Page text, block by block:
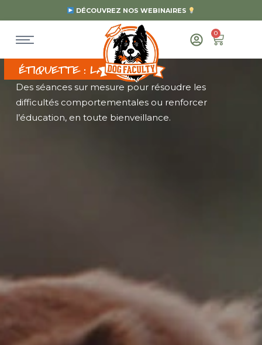
DÉCOUVREZ NOS WEBINAIRES
0
ÉTIQUETTE : LAPIN
Des séances sur mesure pour résoudre les
difficultés comportementales ou renforcer
l’éducation, en toute bienveillance.